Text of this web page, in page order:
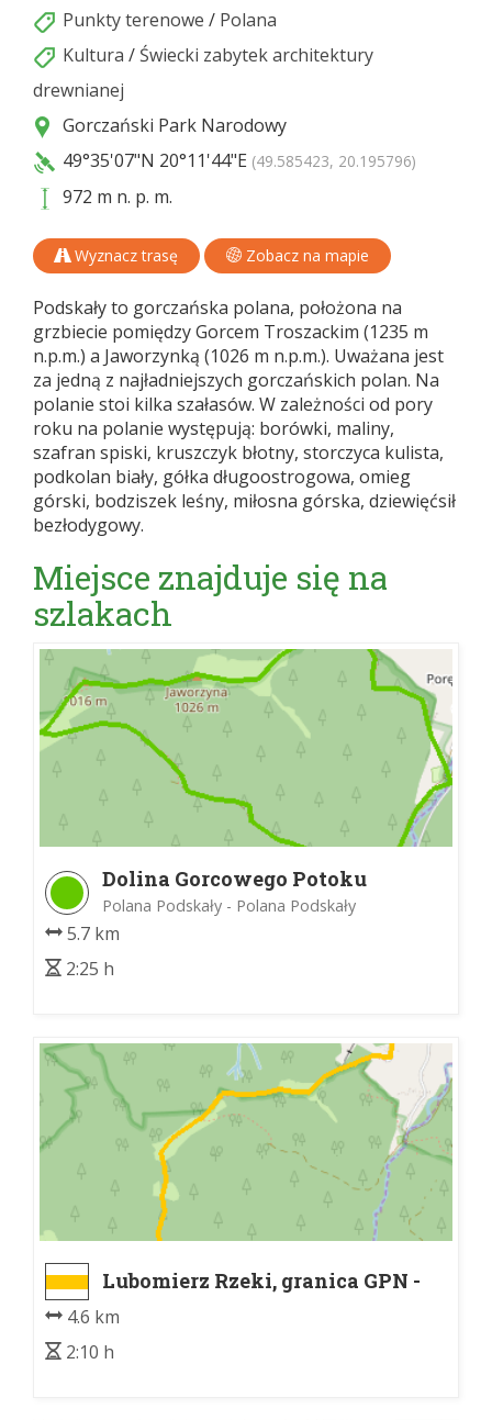
Punkty terenowe / Polana
Kultura / Świecki zabytek architektury
drewnianej
Gorczański Park Narodowy
49°35'07"N 20°11'44"E (49.585423, 20.195796)
972 m n. p. m.
Wyznacz trasę Zobacz na mapie
Podskały to gorczańska polana, położona na
grzbiecie pomiędzy Gorcem Troszackim (1235 m
n.p.m.) a Jaworzynką (1026 m n.p.m.). Uważana jest
za jedną z najładniejszych gorczańskich polan. Na
polanie stoi kilka szałasów. W zależności od pory
roku na polanie występują: borówki, maliny,
szafran spiski, kruszczyk błotny, storczyca kulista,
podkolan biały, gółka długoostrogowa, omieg
górski, bodziszek leśny, miłosna górska, dziewięćsił
bezłodygowy.
Miejsce znajduje się na
szlakach
Dolina Gorcowego Potoku
Polana Podskały - Polana Podskały
5.7 km
2:25 h
Lubomierz Rzeki, granica GPN -
4.6 km
2:10 h